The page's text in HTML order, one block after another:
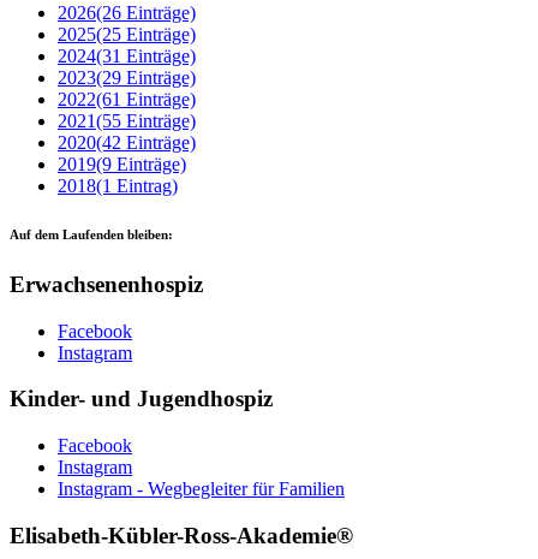
2026(26 Einträge)
2025(25 Einträge)
2024(31 Einträge)
2023(29 Einträge)
2022(61 Einträge)
2021(55 Einträge)
2020(42 Einträge)
2019(9 Einträge)
2018(1 Eintrag)
Auf dem Laufenden bleiben:
Erwachsenenhospiz
Facebook
Instagram
Kinder- und Jugendhospiz
Facebook
Instagram
Instagram - Wegbegleiter für Familien
Elisabeth-Kübler-Ross-Akademie®